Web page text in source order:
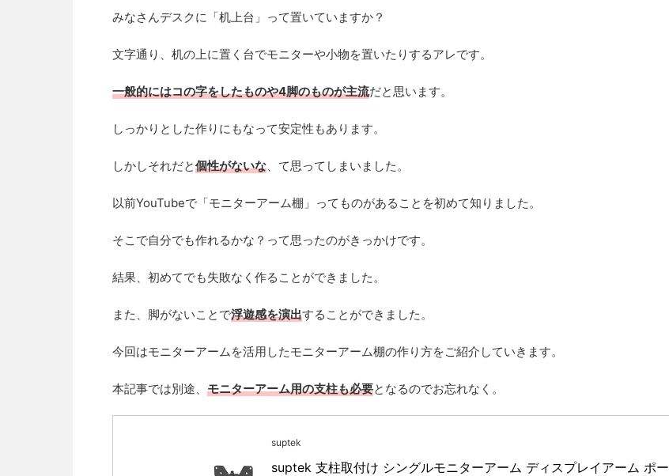
みなさんデスクに「机上台」って置いていますか？
文字通り、机の上に置く台でモニターや小物を置いたりするアレです。
一般的にはコの字をしたものや4脚のものが主流だと思います。
しっかりとした作りにもなって安定性もあります。
しかしそれだと個性がないな、て思ってしまいました。
以前YouTubeで「モニターアーム棚」ってものがあることを初めて知りました。
そこで自分でも作れるかな？って思ったのがきっかけです。
結果、初めてでも失敗なく作ることができました。
また、脚がないことで浮遊感を演出することができました。
今回はモニターアームを活用したモニターアーム棚の作り方をご紹介していきます。
本記事では別途、 モニターアーム用の支柱も必要となるのでお忘れなく。
suptek
suptek 支柱取付け シングルモニターアーム ディスプレイアーム ポー